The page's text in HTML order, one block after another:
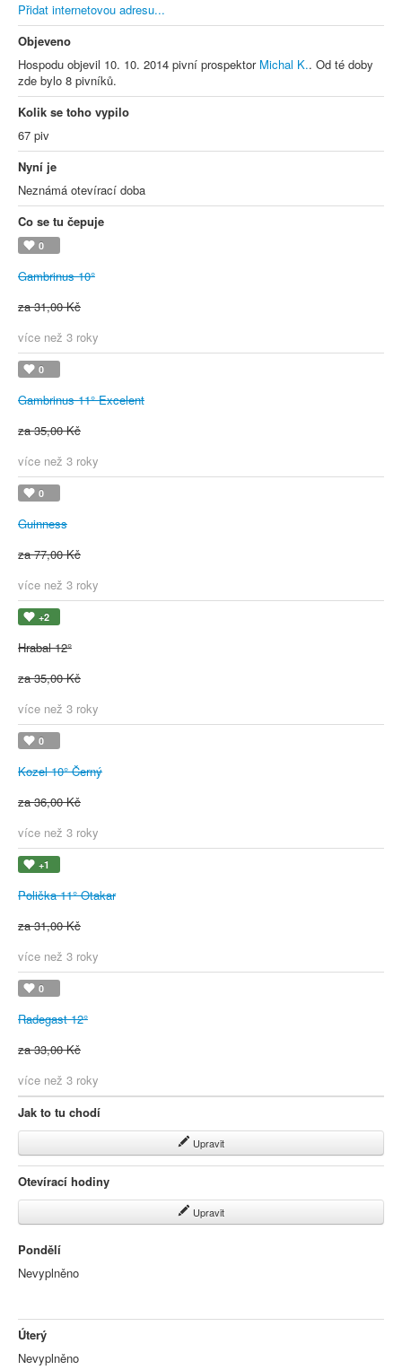
Přidat internetovou adresu...
Objeveno
Hospodu objevil 10. 10. 2014 pivní prospektor Michal K.. Od té doby
zde bylo 8 pivníků.
Kolik se toho vypilo
67 piv
Nyní je
Neznámá otevírací doba
Co se tu čepuje
0
Gambrinus 10°
za 31,00 Kč
více než 3 roky
0
Gambrinus 11° Excelent
za 35,00 Kč
více než 3 roky
0
Guinness
za 77,00 Kč
více než 3 roky
+2
Hrabal 12°
za 35,00 Kč
více než 3 roky
0
Kozel 10° Černý
za 36,00 Kč
více než 3 roky
+1
Polička 11° Otakar
za 31,00 Kč
více než 3 roky
0
Radegast 12°
za 33,00 Kč
více než 3 roky
Jak to tu chodí
Upravit
Otevírací hodiny
Upravit
Pondělí
Nevyplněno
Úterý
Nevyplněno